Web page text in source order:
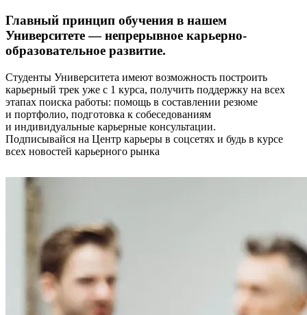
Главный принцип обучения в нашем
Университете — непрерывное карьерно-
образовательное развитие.
Студенты Университета имеют возможность построить
карьерный трек уже с 1 курса, получить поддержку на всех
этапах поиска работы: помощь в составлении резюме
и портфолио, подготовка к собеседованиям
и индивидуальные карьерные консультации.
Подписывайся на Центр карьеры в соцсетях и будь в курсе
всех новостей карьерного рынка